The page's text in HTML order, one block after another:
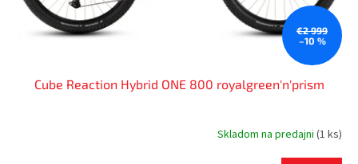
€2 999
–10 %
Cube Reaction Hybrid ONE 800 royalgreen'n'prism
Skladom na predajni (1 ks)